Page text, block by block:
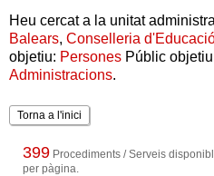
Heu cercat a la unitat
Balears, Conselleria
objetiu: Persones Públic
Administracions.
Torna a l'inici
399 Procediments / Serveis
per pàgina.